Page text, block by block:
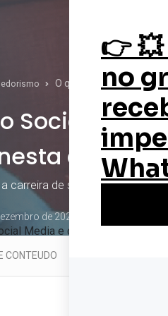
Cursos
O que faz o Social
Social
carreira
carreira de social media, por
de 2022
CONTEUDO